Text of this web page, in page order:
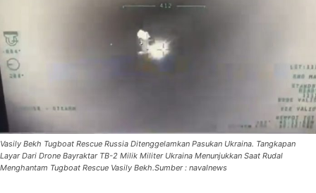
Vasily Bekh Tugboat Rescue Russia Ditenggelamkan Pasukan Ukraina. Tangkapan
Layar Dari Drone Bayraktar TB-2 Milik Militer Ukraina Menunjukkan Saat Rudal
Menghantam Tugboat Rescue Vasily Bekh.Sumber : navalnews